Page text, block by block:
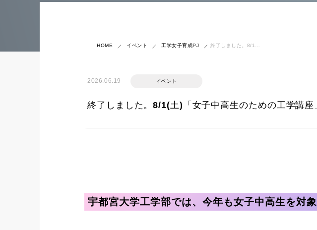
HOME イベント 工学女子育成PJ
2026.06.19 イベント
終了しました。8/1(土)「女子中高生のための工学講座
宇都宮大学工学部では、今年も女子中高生を対